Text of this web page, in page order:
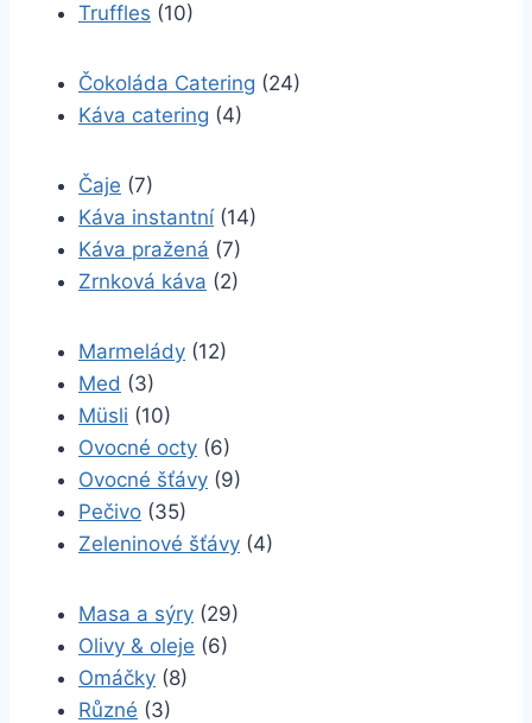
Truffles (10)
Čokoláda Catering (24)
Káva catering (4)
Čaje (7)
Káva instantní (14)
Káva pražená (7)
Zrnková káva (2)
Marmelády (12)
Med (3)
Müsli (10)
Ovocné octy (6)
Ovocné šťávy (9)
Pečivo (35)
Zeleninové šťávy (4)
Masa a sýry (29)
Olivy & oleje (6)
Omáčky (8)
Různé (3)